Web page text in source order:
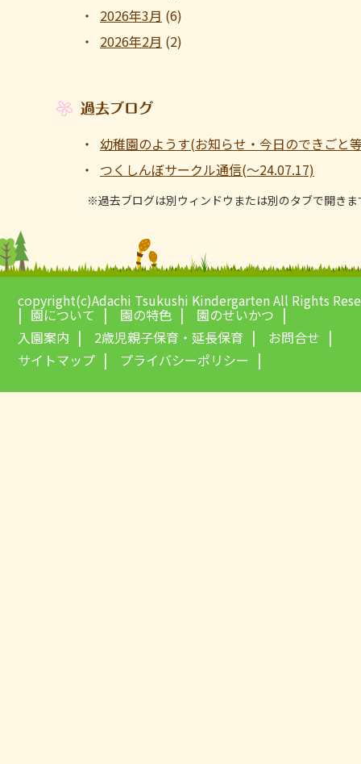
2026年3月 (6)
2026年2月 (2)
過去ブログ
幼稚園のようす(お知らせ・今日のできご
つくしんぼサークル通信(～24.07.17)
※過去ブログは別ウィンドウまたは別のタブで開きま
copyright(c)Adachi Tsukushi Kindergarten All Rights
園について 園の特色
園のせいかつ
入園案内
2歳児親子保育・延長保育
お問合せ
サイトマップ
プライバシーポリシー